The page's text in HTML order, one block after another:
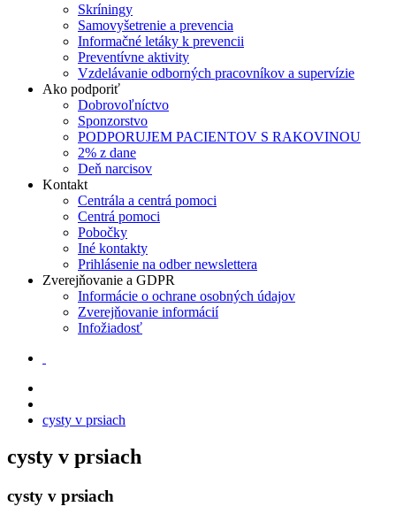
Skríningy
Samovyšetrenie a prevencia
Informačné letáky k prevencii
Preventívne aktivity
Vzdelávanie odborných pracovníkov a supervízie
Ako podporiť
Dobrovoľníctvo
Sponzorstvo
PODPORUJEM PACIENTOV S RAKOVINOU
2% z dane
Deň narcisov
Kontakt
Centrála a centrá pomoci
Centrá pomoci
Pobočky
Iné kontakty
Prihlásenie na odber newslettera
Zverejňovanie a GDPR
Informácie o ochrane osobných údajov
Zverejňovanie informácií
Infožiadosť
cysty v prsiach
cysty v prsiach
cysty v prsiach
odmietnete,
niektoré
funkcie z
webovej
stránky zmiznú.
Marketing
Zdieľaním
záujmov a
správania
počas návštevy
našej stránky
zvyšujete šancu
na zobrazenie
kvalitnejšie
prispôsobeného
obsahu a